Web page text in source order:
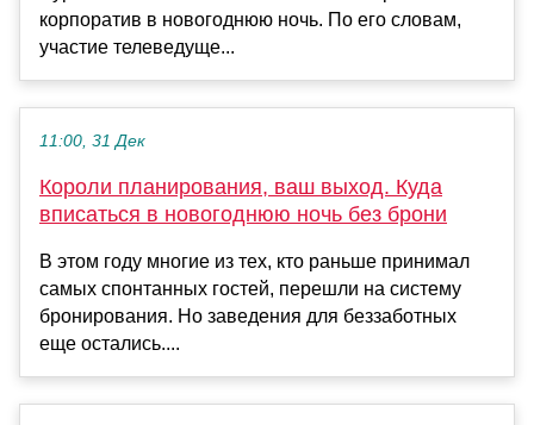
корпоратив в новогоднюю ночь. По его словам,
участие телеведуще...
11:00, 31 Дек
Короли планирования, ваш выход. Куда
вписаться в новогоднюю ночь без брони
В этом году многие из тех, кто раньше принимал
самых спонтанных гостей, перешли на систему
бронирования. Но заведения для беззаботных
еще остались....